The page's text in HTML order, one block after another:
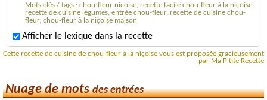
Mots clés / tags : chou-fleur nicoise, recette facile chou-fleur à la niçoise,
recette de cuisine légumes, entrée chou-fleur, recette de cuisine chou-
fleur, chou-fleur à la niçoise maison
Afficher le lexique dans la recette
Cette recette de cuisine de chou-fleur à la niçoise vous est proposée gracieusement
par Ma P'tite Recette
Nuage de motsdes entrées